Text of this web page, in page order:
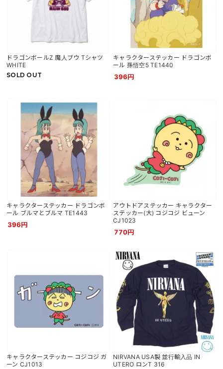
ドラゴンボールZ 魔人ブウ Tシャツ
WHITE
SOLD OUT
キャラクターステッカー ドラゴンボ
ール 孫悟空5 TE1440
396円
キャラクターステッカー ドラゴンボ
ール ブルマとブルマ TE1443
396円
アウトドアステッカー キャラクター
ステッカー(大) コジコジ ビューン
CJ1023
770円
キャラクターステッカー コジコジ ガ
ーン CJ1013
NIRVANA USA製 並行輸入品 IN
UTERO ロンT 316